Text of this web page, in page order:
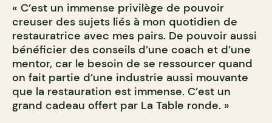
« C’est un immense privilège de pouvoir
creuser des sujets liés à mon quotidien de
restauratrice avec mes pairs. De pouvoir aussi
bénéficier des conseils d’une coach et d’une
mentor, car le besoin de se ressourcer quand
on fait partie d’une industrie aussi mouvante
que la restauration est immense. C’est un
grand cadeau offert par La Table ronde. »